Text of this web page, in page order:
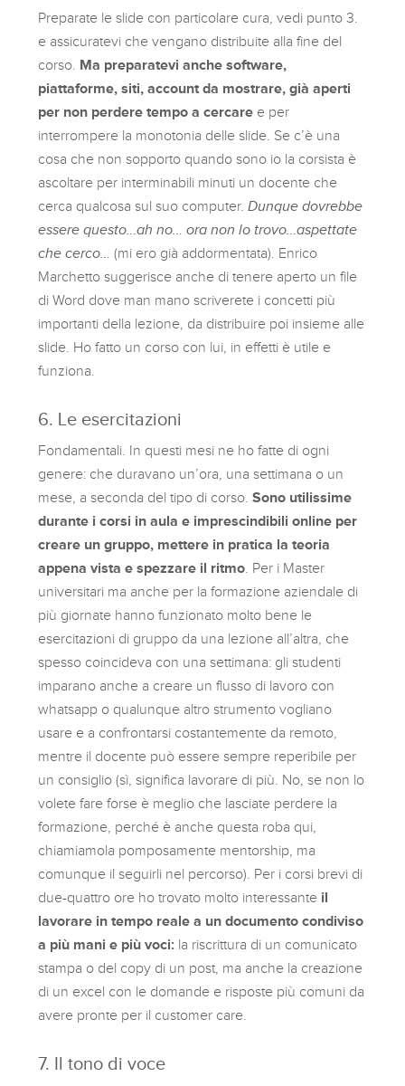
Preparate le slide con particolare cura, vedi punto 3.
e assicuratevi che vengano distribuite alla fine del
corso. Ma preparatevi anche software,
piattaforme, siti, account da mostrare, già aperti
per non perdere tempo a cercare e per
interrompere la monotonia delle slide. Se c’è una
cosa che non sopporto quando sono io la corsista è
ascoltare per interminabili minuti un docente che
cerca qualcosa sul suo computer.Dunque dovrebbe
essere questo…ah no… ora non lo trovo…aspettate
che cerco… (mi ero già addormentata). Enrico
Marchetto suggerisce anche di tenere aperto un file
di Word dove man mano scriverete i concetti più
importanti della lezione, da distribuire poi insieme alle
slide. Ho fatto un corso con lui, in effetti è utile e
funziona.
6. Le esercitazioni
Fondamentali. In questi mesi ne ho fatte di ogni
genere: che duravano un’ora, una settimana o un
mese, a seconda del tipo di corso.Sono utilissime
durante i corsi in aula e imprescindibili online per
creare un gruppo, mettere in pratica la teoria
appena vista e spezzare il ritmo . Per i Master
universitari ma anche per la formazione aziendale di
più giornate hanno funzionato molto bene le
esercitazioni di gruppo da una lezione all’altra, che
spesso coincideva con una settimana: gli studenti
imparano anche a creare un flusso di lavoro con
whatsapp o qualunque altro strumento vogliano
usare e a confrontarsi costantemente da remoto,
mentre il docente può essere sempre reperibile per
un consiglio (sì, significa lavorare di più. No, se non lo
volete fare forse è meglio che lasciate perdere la
formazione, perché è anche questa roba qui,
chiamiamola pomposamente mentorship, ma
comunque il seguirli nel percorso). Per i corsi brevi di
due-quattro ore ho trovato molto interessante il
lavorare in tempo reale a un documento condiviso
a più mani e più voci: la riscrittura di un comunicato
stampa o del copy di un post, ma anche la creazione
di un excel con le domande e risposte più comuni da
avere pronte per il customer care.
7. Il tono di voce